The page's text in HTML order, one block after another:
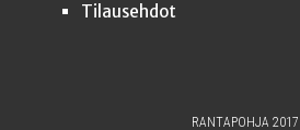
Tilauseh­dot
RANTAPOHJA 2017